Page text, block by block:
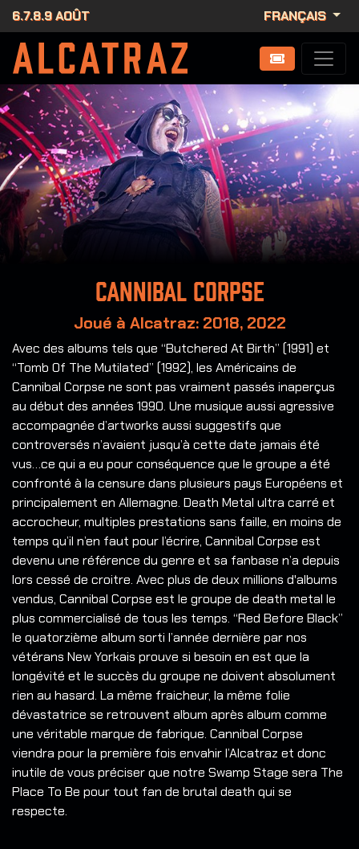
6.7.8.9 AOÛT FRANÇAIS
Cannibal Corpse
Joué à Alcatraz: 2018, 2022
Avec des albums tels que “Butchered At Birth” (1991) et
“Tomb Of The Mutilated” (1992), les Américains de
Cannibal Corpse ne sont pas vraiment passés inaperçus
au début des années 1990. Une musique aussi agressive
accompagnée d’artworks aussi suggestifs que
controversés n’avaient jusqu’à cette date jamais été
vus…ce qui a eu pour conséquence que le groupe a été
confronté à la censure dans plusieurs pays Européens et
principalement en Allemagne. Death Metal ultra carré et
accrocheur, multiples prestations sans faille, en moins de
temps qu’il n’en faut pour l’écrire, Cannibal Corpse est
devenu une référence du genre et sa fanbase n’a depuis
lors cessé de croitre. Avec plus de deux millions d'albums
vendus, Cannibal Corpse est le groupe de death metal le
plus commercialisé de tous les temps. “Red Before Black”
le quatorzième album sorti l’année dernière par nos
vétérans New Yorkais prouve si besoin en est que la
longévité et le succès du groupe ne doivent absolument
rien au hasard. La même fraicheur, la même folie
dévastatrice se retrouvent album après album comme
une véritable marque de fabrique. Cannibal Corpse
viendra pour la première fois envahir l’Alcatraz et donc
inutile de vous préciser que notre Swamp Stage sera The
Place To Be pour tout fan de brutal death qui se
respecte.